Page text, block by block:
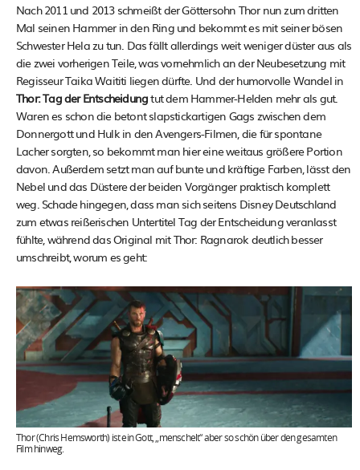
Nach 2011 und 2013 schmeißt der Göttersohn Thor nun zum dritten
Mal seinen Hammer in den Ring und bekommt es mit seiner bösen
Schwester Hela zu tun. Das fällt allerdings weit weniger düster aus als
die zwei vorherigen Teile, was vornehmlich an der Neubesetzung mit
Regisseur Taika Waititi liegen dürfte. Und der humorvolle Wandel in
Thor: Tag der Entscheidungtut dem Hammer-Helden mehr als gut.
Waren es schon die betont slapstickartigen Gags zwischen dem
Donnergott und Hulk in den Avengers-Filmen, die für spontane
Lacher sorgten, so bekommt man hier eine weitaus größere Portion
davon. Außerdem setzt man auf bunte und kräftige Farben, lässt den
Nebel und das Düstere der beiden Vorgänger praktisch komplett
weg. Schade hingegen, dass man sich seitens Disney Deutschland
zum etwas reißerischen Untertitel Tag der Entscheidung veranlasst
fühlte, während das Original mit Thor: Ragnarok deutlich besser
umschreibt, worum es geht:
Thor (Chris Hemsworth) ist ein Gott, „menschelt“ aber so schön über den gesamten
Film hinweg.